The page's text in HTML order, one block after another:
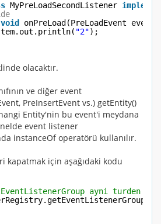
MyPreLoadSecondListener
void
onPreLoad(PreLoadEvent
"2");
olacaktır.
ve diğer event
PreInsertEvent vs.) getEntity()
Entity'nin bu event'i meydana
event listener
instanceOfoperatörü kullanılır.
kapatmak için aşağıdaki kodu
ayni